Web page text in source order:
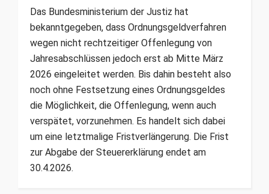
Das Bundesministerium der Justiz hat
bekanntgegeben, dass Ordnungsgeldverfahren
wegen nicht rechtzeitiger Offenlegung von
Jahresabschlüssen jedoch erst ab Mitte März
2026 eingeleitet werden. Bis dahin besteht also
noch ohne Festsetzung eines Ordnungsgeldes
die Möglichkeit, die Offenlegung, wenn auch
verspätet, vorzunehmen. Es handelt sich dabei
um eine letztmalige Fristverlängerung. Die Frist
zur Abgabe der Steuererklärung endet am
30.4.2026.